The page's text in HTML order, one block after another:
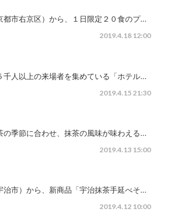
市右京区）から、１日限定２０食のプ…
2019.4.18 12:00
千人以上の来場者を集めている「ホテル…
2019.4.15 21:30
季節に合わせ、抹茶の風味が味わえる…
2019.4.13 15:00
治市）から、新商品「宇治抹茶手延べそ…
2019.4.12 10:00